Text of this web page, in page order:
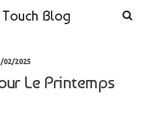
Blog
02/2025
Le Printemps